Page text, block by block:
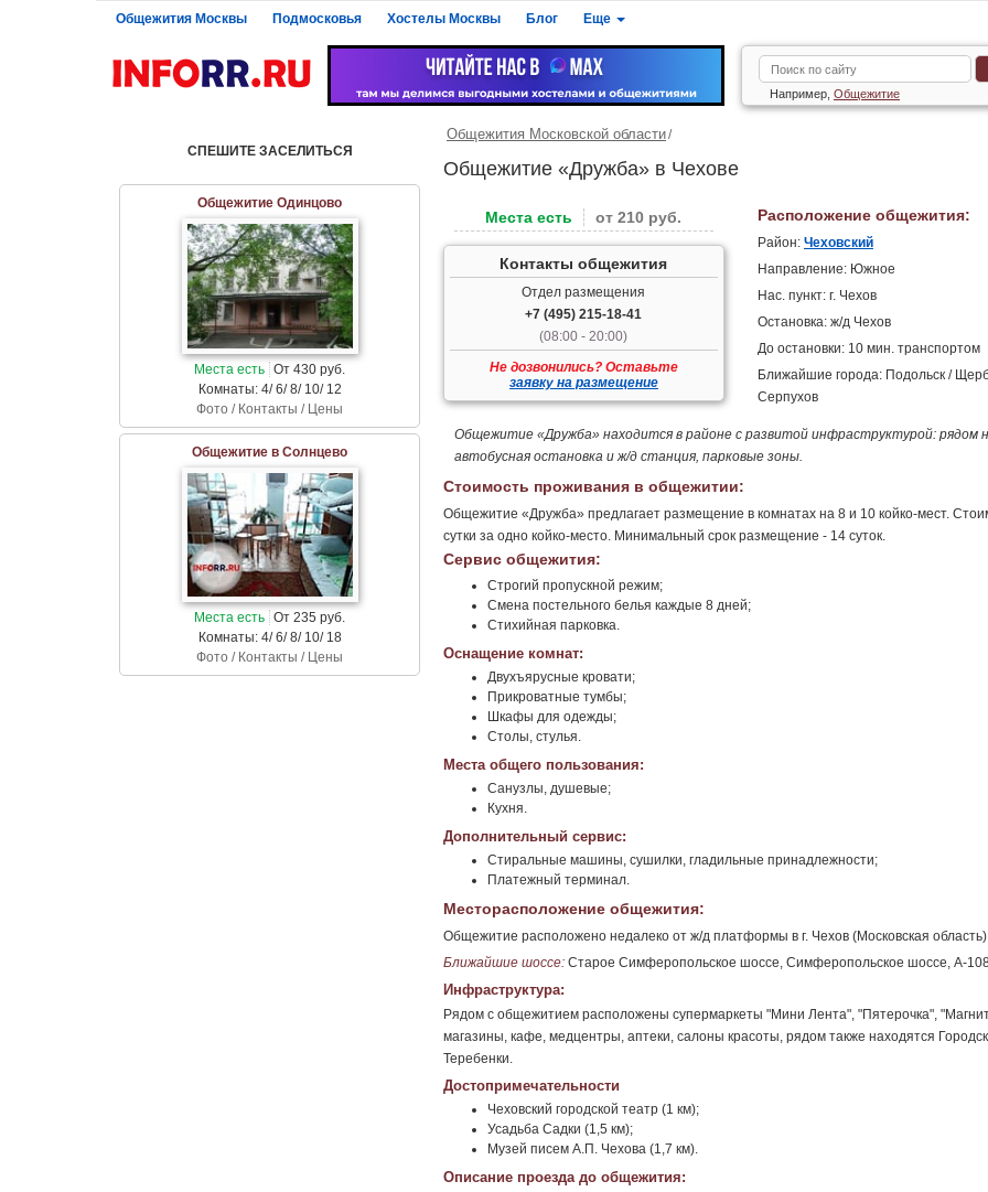
Общежития Москвы Подмосковья Хостелы Москвы Блог Еще
Например, Общежитие
СПЕШИТЕ ЗАСЕЛИТЬСЯ
Общежитие Одинцово
Места есть От 430 руб.
Комнаты: 4/ 6/ 8/ 10/ 12
Фото / Контакты / Цены
Общежитие в Солнцево
Места есть От 235 руб.
Комнаты: 4/ 6/ 8/ 10/ 18
Фото / Контакты / Цены
Общежития Московской области
Общежитие «Дружба» в Чехове
Места есть от 210 руб.
Контакты общежития
Отдел размещения
+7 (495) 215-18-41
(08:00 - 20:00)
Не дозвонились? Оставьте
заявку на размещение
Расположение общежития:
Район: Чеховский
Направление: Южное
Нас. пункт: г. Чехов
Остановка: ж/д Чехов
До остановки: 10 мин. транспортом
Ближайшие города: Подольск /
Серпухов
Общежитие «Дружба» находится в районе с развитой инфраструктурой: рядом
автобусная остановка и ж/д станция, парковые зоны.
Стоимость проживания в общежитии:
Общежитие «Дружба» предлагает размещение в комнатах на 8 и 10 койко-мест.
сутки за одно койко-место. Минимальный срок размещение - 14 суток.
Сервис общежития:
Строгий пропускной режим;
Смена постельного белья каждые 8 дней;
Стихийная парковка.
Оснащение комнат:
Двухъярусные кровати;
Прикроватные тумбы;
Шкафы для одежды;
Столы, стулья.
Места общего пользования:
Санузлы, душевые;
Кухня.
Дополнительный сервис:
Стиральные машины, сушилки, гладильные принадлежности;
Платежный терминал.
Месторасположение общежития:
Общежитие расположено недалеко от ж/д платформы в г. Чехов (Московская
Ближайшие шоссе: Старое Симферопольское шоссе, Симферопольское шоссе, А-
Инфраструктура:
Рядом с общежитием расположены супермаркеты "Мини Лента", "Пятерочка",
магазины, кафе, медцентры, аптеки, салоны красоты, рядом также находятся
Теребенки.
Достопримечательности
Чеховский городской театр (1 км);
Усадьба Садки (1,5 км);
Музей писем А.П. Чехова (1,7 км).
Описание проезда до общежития: